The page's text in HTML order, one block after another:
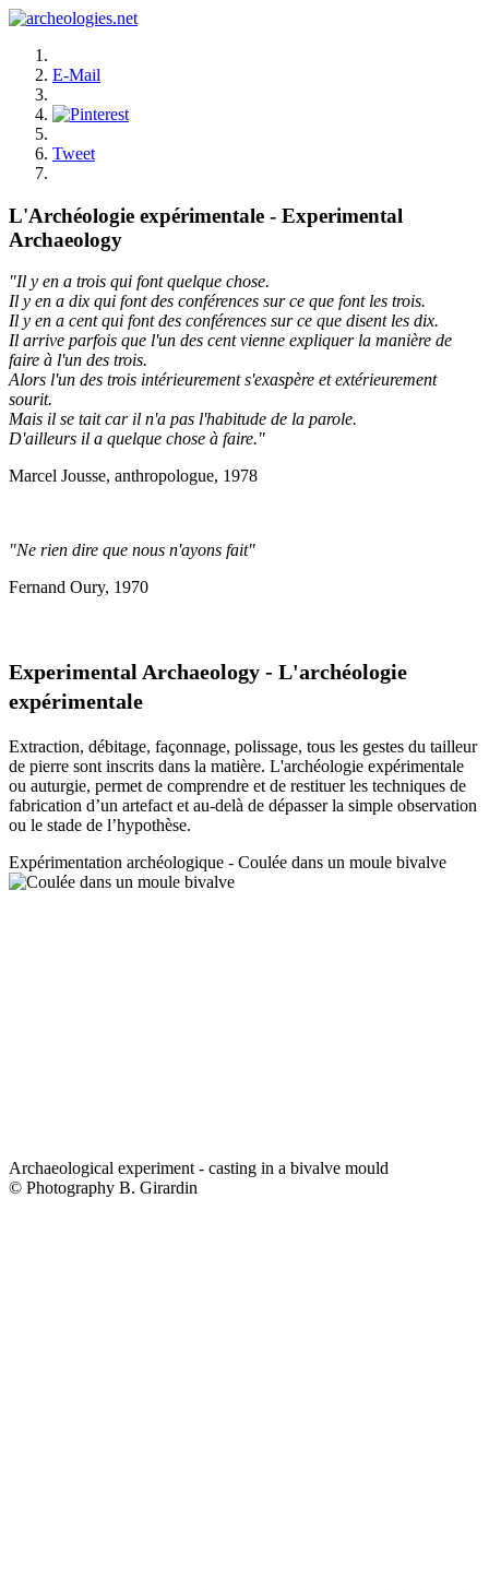
E-Mail
Tweet
L'Archéologie expérimentale - Experimental
Archaeology
"Il y en a trois qui font quelque chose.
Il y en a dix qui font des conférences sur ce que font les trois.
Il y en a cent qui font des conférences sur ce que disent les dix.
Il arrive parfois que l'un des cent vienne expliquer la manière de
faire à l'un des trois.
Alors l'un des trois intérieurement s'exaspère et extérieurement
sourit.
Mais il se tait car il n'a pas l'habitude de la parole.
D'ailleurs il a quelque chose à faire."
Marcel Jousse, anthropologue, 1978
"Ne rien dire que nous n'ayons fait"
Fernand Oury, 1970
Experimental Archaeology - L'archéologie
expérimentale
Extraction, débitage, façonnage, polissage, tous les gestes du tailleur
de pierre sont inscrits dans la matière. L'archéologie expérimentale
ou auturgie, permet de comprendre et de restituer les techniques de
fabrication d’un artefact et au-delà de dépasser la simple observation
ou le stade de l’hypothèse.
Expérimentation archéologique - Coulée dans un moule bivalve
Archaeological experiment - casting in a bivalve mould
© Photography B. Girardin